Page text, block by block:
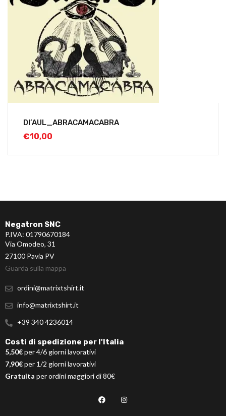
DI’AUL_ABRACAMACABRA
€10,00
Negatron SNC
P.IVA: 01790670184
Via Omodeo, 31
27100 Pavia PV
Guarda sulla mappa
ordini@matrixtshirt.it
info@matrixtshirt.it
+39 340 4236014
Costi di spedizione per l'Italia
5,50€per 4/6 giorni lavorativi
7,90€per 1/2 giorni lavorativi
Gratuita per ordini maggiori di 80€